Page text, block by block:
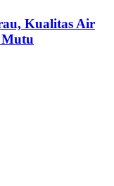
Kualitas Air